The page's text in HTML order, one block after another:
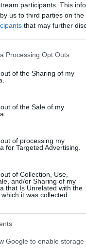
participants. This
us to third parties on the
that may further
website/app uses one or
visit or usage behaviour.
to Google and its third-
specified purposes in
Processing Opt Outs
of the Sharing of my
of the Sale of my
of processing my
for Targeted Advertising.
of Collection, Use,
and/or Sharing of my
that Is Unrelated with the
it was collected.
Google to enable storage